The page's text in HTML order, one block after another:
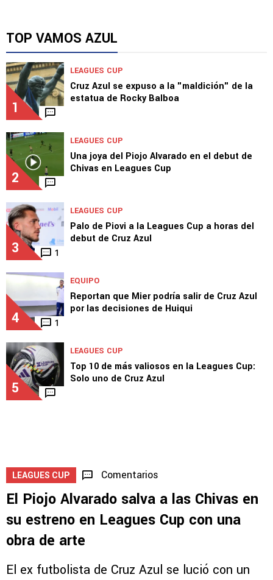
TOP VAMOS AZUL
1
LEAGUES CUP
Cruz Azul se expuso a la "maldición" de la
estatua de Rocky Balboa
2
LEAGUES CUP
Una joya del Piojo Alvarado en el debut de
Chivas en Leagues Cup
3 1
LEAGUES CUP
Palo de Piovi a la Leagues Cup a horas del
debut de Cruz Azul
4 1
EQUIPO
Reportan que Mier podría salir de Cruz Azul
por las decisiones de Huiqui
5
LEAGUES CUP
Top 10 de más valiosos en la Leagues Cup:
Solo uno de Cruz Azul
LEAGUES CUP Comentarios
El Piojo Alvarado salva a las Chivas en
su estreno en Leagues Cup con una
obra de arte
El ex futbolista de Cruz Azul se lució con un